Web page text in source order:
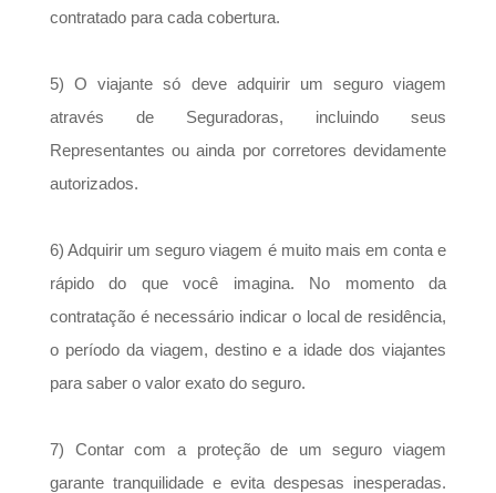
contratado para cada cobertura.
5) O viajante só deve adquirir um seguro viagem
através de Seguradoras, incluindo seus
Representantes ou ainda por corretores devidamente
autorizados.
6) Adquirir um seguro viagem é muito mais em conta e
rápido do que você imagina. No momento da
contratação é necessário indicar o local de residência,
o período da viagem, destino e a idade dos viajantes
para saber o valor exato do seguro.
7) Contar com a proteção de um seguro viagem
garante tranquilidade e evita despesas inesperadas.